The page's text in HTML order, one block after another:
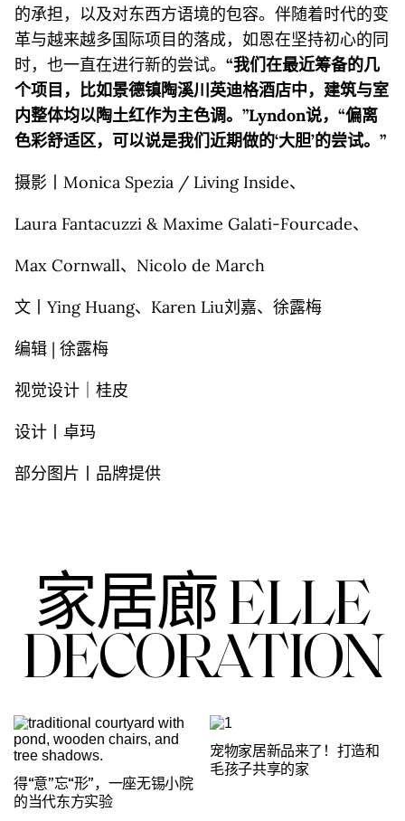
的承担，以及对东西方语境的包容。伴随着时代的变
革与越来越多国际项目的落成，如恩在坚持初心的同
时，也一直在进行新的尝试。 “我们在最近筹备的几
个项目，比如景德镇陶溪川英迪格酒店中，建筑与室
内整体均以陶土红作为主色调。”Lyndon说，“偏离
色彩舒适区，可以说是我们近期做的‘大胆’的尝试。”
摄影丨Monica Spezia / Living Inside、
Laura Fantacuzzi & Maxime Galati-Fourcade、
Max Cornwall、Nicolo de March
文丨Ying Huang、Karen Liu刘嘉、徐露梅
编辑 | 徐露梅
视觉设计｜桂皮
设计丨卓玛
部分图片丨品牌提供
家居廊 ELLE
DECORATION
得“意”忘“形”，一座无锡小院
的当代东方实验
宠物家居新品来了！打造和
毛孩子共享的家